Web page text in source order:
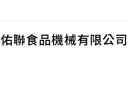
佑聯食品機械有限公司